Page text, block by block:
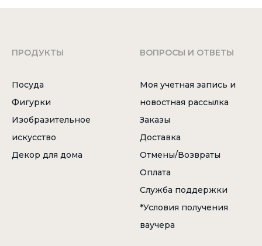
ПРОДУКТЫ
Посуда
Фигурки
Изобразительное
искусство
Декор для дома
ВОПРОСЫ И ОТВЕТЫ
Моя учетная запись и
новостная рассылка
Заказы
Доставка
Отмены/Возвраты
Оплата
Служба поддержки
*Условия получения
ваучера